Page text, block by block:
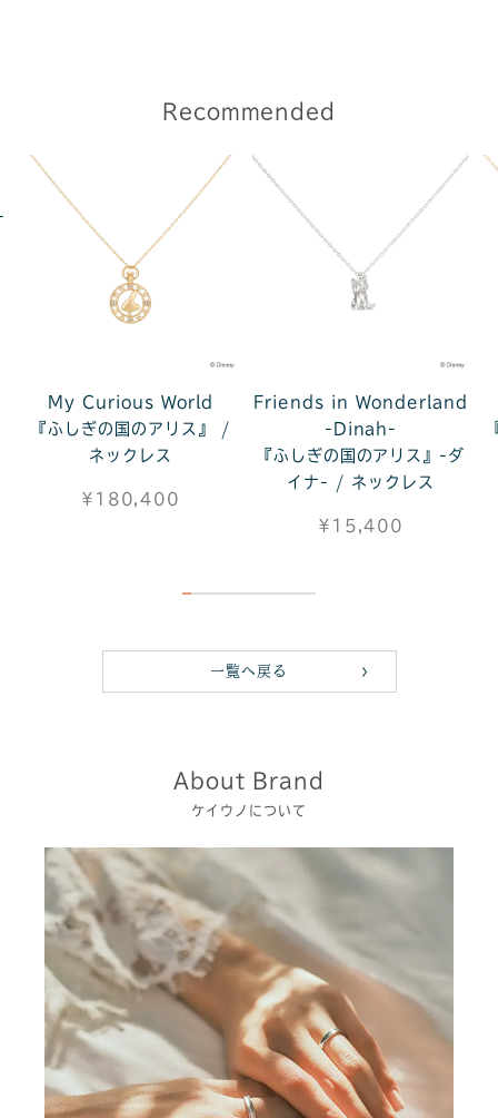
Recommended
My Curious World
『ふしぎの国のアリス』 /
ネックレス
¥180,400
Friends in Wonderland
-Dinah-
『ふしぎの国のアリス』-ダ
イナ- / ネックレス
¥15,400
一覧へ戻る
About Brand
ケイウノについて